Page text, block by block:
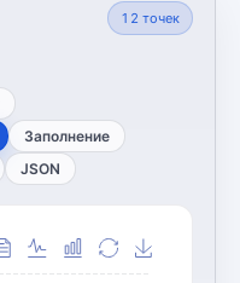
12 точек
Заполнение
JSON